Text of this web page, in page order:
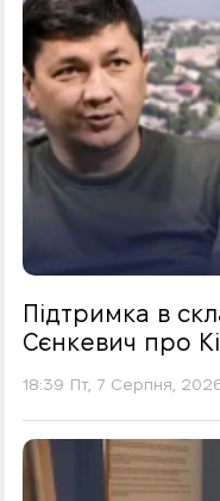
Підтримка в
Сєнкевич про
18:39 Пт, 7 Серпня,